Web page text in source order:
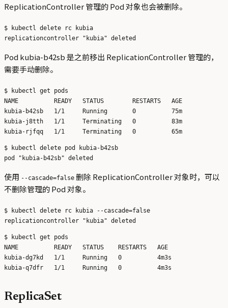
ReplicationController 管理的 Pod 对象也会被删除。
$ kubectl delete rc kubia
Pod kubia-b42sb 是之前移出 ReplicationController 管理的，
需要手动删除。
$ kubectl get pods
NAME          READY   STATUS        RESTARTS   AGE
kubia-b42sb   1/1     Running       0          75m
kubia-j8tth   1/1     Terminating   0          83m
$ kubectl delete pod kubia-b42sb
使用 --cascade=false 删除 ReplicationController 对象时，可以
不删除管理的 Pod 对象。
$ kubectl delete rc kubia --cascade=false
$ kubectl get pods
NAME          READY   STATUS    RESTARTS   AGE
kubia-dg7kd   1/1     Running   0          4m3s
ReplicaSet